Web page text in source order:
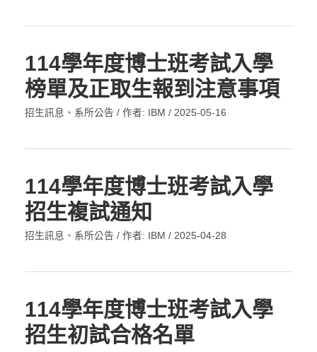
114學年度博士班考試入學
榜單及正取生報到注意事項
招生訊息 、 系所公告 / 作者: IBM / 2025-05-16
114學年度博士班考試入學
招生複試通知
招生訊息 、 系所公告 / 作者: IBM / 2025-04-28
114學年度博士班考試入學
招生初試合格名單